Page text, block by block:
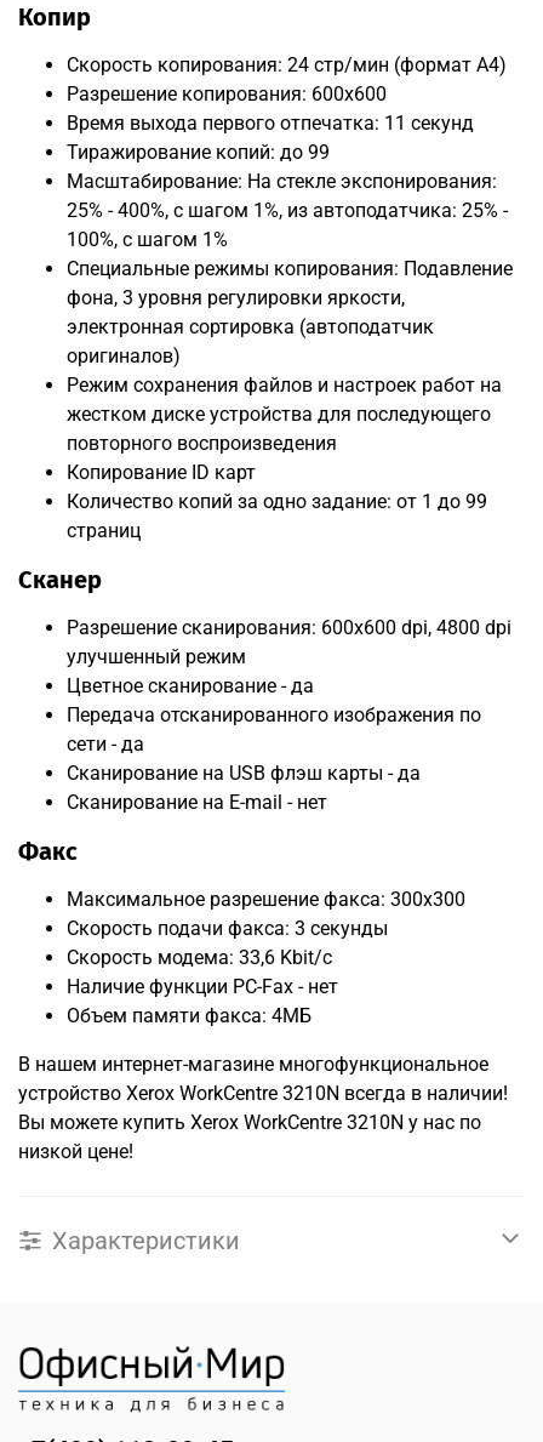
Копир
Скорость копирования: 24 стр/мин (формат A4)
Разрешение копирования: 600x600
Время выхода первого отпечатка: 11 секунд
Тиражирование копий: до 99
Масштабирование: На стекле экспонирования:
25% - 400%, с шагом 1%, из автоподатчика: 25% -
100%, с шагом 1%
Специальные режимы копирования: Подавление
фона, 3 уровня регулировки яркости,
электронная сортировка (автоподатчик
оригиналов)
Режим сохранения файлов и настроек работ на
жестком диске устройства для последующего
повторного воспроизведения
Копирование ID карт
Количество копий за одно задание: от 1 до 99
страниц
Сканер
Разрешение сканирования: 600x600 dpi, 4800 dpi
улучшенный режим
Цветное сканирование - да
Передача отсканированного изображения по
сети - да
Сканирование на USB флэш карты - да
Сканирование на E-mail - нет
Факс
Максимальное разрешение факса: 300x300
Скорость подачи факса: 3 секунды
Скорость модема: 33,6 Kbit/c
Наличие функции PC-Fax - нет
Объем памяти факса: 4MБ
В нашем интернет-магазине многофункциональное
устройство Xerox WorkCentre 3210N всегда в наличии!
Вы можете купить Xerox WorkCentre 3210N у нас по
низкой цене!
Характеристики